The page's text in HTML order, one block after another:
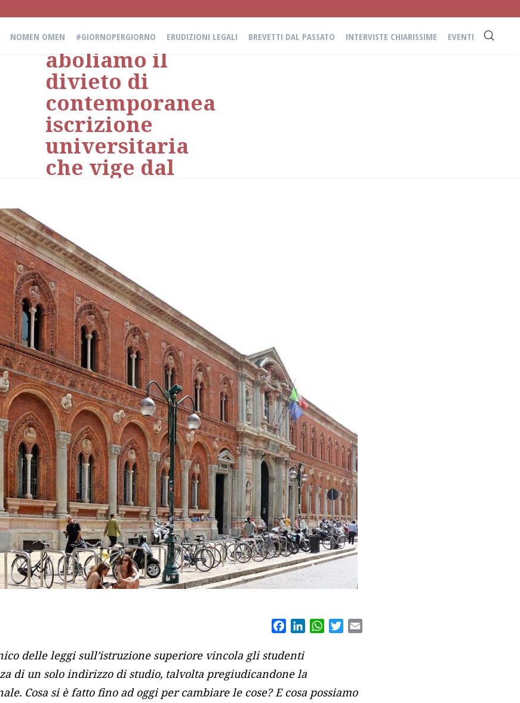
NOMEN OMEN #GIORNOPERGIORNO ERUDIZIONI LEGALI BREVETTI DAL PASSATO INTERVISTE CHIARISSIME EVENTI
battaglia di
civiltà:
aboliamo il
divieto di
contemporanea
iscrizione
universitaria
che vige dal
il 22 Gennaio 2021
in Erudizioni Legali
FacebookLinkedInWhatsApp
Twitter
delle leggi sull’istruzione superiore vincola gli studenti
di un solo indirizzo di studio, talvolta pregiudicandone la
Cosa si è fatto fino ad oggi per cambiare le cose? E cosa possiamo